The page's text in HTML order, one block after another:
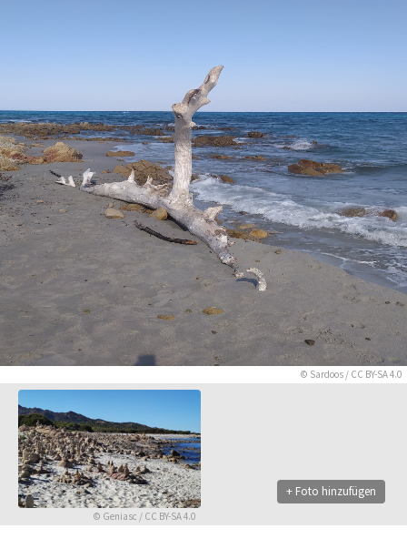
© Sardoos / CC BY-SA 4.0
© Geniasc / CC BY-SA 4.0
+ Foto hinzufügen